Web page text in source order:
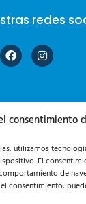
consentimiento
utilizamos
El
de
consentimiento,
redes